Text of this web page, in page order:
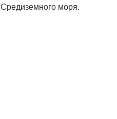
Средиземного моря.